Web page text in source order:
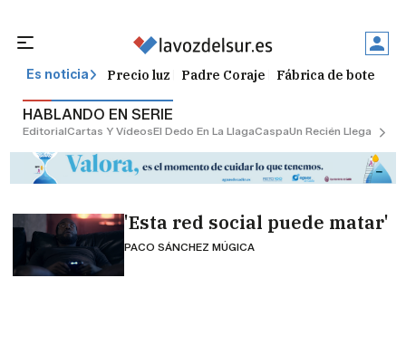
Es noticia Precio luz Padre Coraje Fábrica de botellas
HABLANDO EN SERIE
EditorialCartas Y VídeosEl Dedo En La LlagaCaspaUn Recién Llegado
'Esta red social puede matar'
PACO SÁNCHEZ MÚGICA